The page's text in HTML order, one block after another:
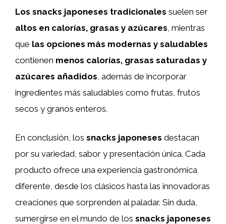
Los snacks japoneses tradicionales suelen ser
altos en calorías, grasas y azúcares , mientras
que las opciones más modernas y saludables
contienen menos calorías, grasas saturadas y
azúcares añadidos , además de incorporar
ingredientes más saludables como frutas, frutos
secos y granos enteros.
En conclusión, los snacks japoneses destacan
por su variedad, sabor y presentación única. Cada
producto ofrece una experiencia gastronómica
diferente, desde los clásicos hasta las innovadoras
creaciones que sorprenden al paladar. Sin duda,
sumergirse en el mundo de los snacks japoneses